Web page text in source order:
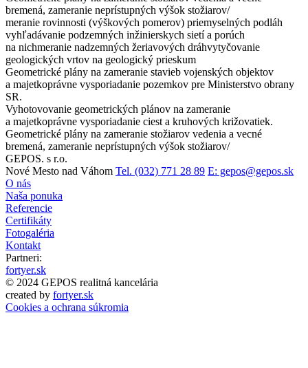
bremená, zameranie neprístupných výšok stožiarov/
meranie rovinnosti (výškových pomerov) priemyselných podláh
vyhľadávanie podzemných inžinierskych sietí a porúch
na nichmeranie nadzemných žeriavových dráhvytyčovanie
geologických vrtov na geologický prieskum
Geometrické plány na zameranie stavieb vojenských objektov
a majetkoprávne vysporiadanie pozemkov pre Ministerstvo obrany
SR.
Vyhotovovanie geometrických plánov na zameranie
a majetkoprávne vysporiadanie ciest a kruhových križovatiek.
Geometrické plány na zameranie stožiarov vedenia a vecné
bremená, zameranie neprístupných výšok stožiarov/
GEPOS. s r.o.
Nové Mesto nad Váhom Tel. (032) 771 28 89 E: gepos@gepos.sk
O nás
Naša ponuka
Referencie
Certifikáty
Fotogaléria
Kontakt
Partneri:
fortyer.sk
© 2024 GEPOS realitná kancelária
created by fortyer.sk
Cookies a ochrana súkromia